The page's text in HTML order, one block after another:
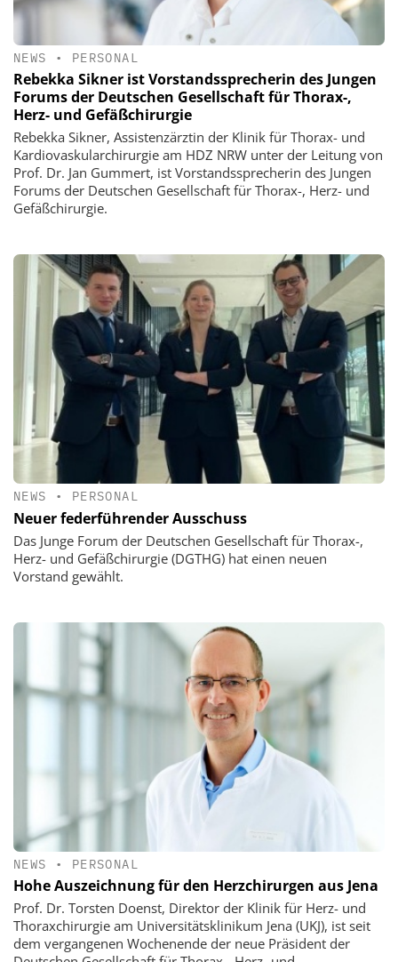
NEWS • PERSONAL
Rebekka Sikner ist Vorstandssprecherin des Jungen
Forums der Deutschen Gesellschaft für Thorax-,
Herz- und Gefäßchirurgie
Rebekka Sikner, Assistenzärztin der Klinik für Thorax- und
Kardiovaskularchirurgie am HDZ NRW unter der Leitung von
Prof. Dr. Jan Gummert, ist Vorstandssprecherin des Jungen
Forums der Deutschen Gesellschaft für Thorax-, Herz- und
Gefäßchirurgie.
NEWS • PERSONAL
Neuer federführender Ausschuss
Das Junge Forum der Deutschen Gesellschaft für Thorax-,
Herz- und Gefäßchirurgie (DGTHG) hat einen neuen
Vorstand gewählt.
NEWS • PERSONAL
Hohe Auszeichnung für den Herzchirurgen aus Jena
Prof. Dr. Torsten Doenst, Direktor der Klinik für Herz- und
Thoraxchirurgie am Universitätsklinikum Jena (UKJ), ist seit
dem vergangenen Wochenende der neue Präsident der